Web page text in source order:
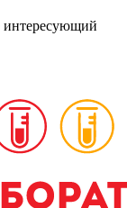
интересующий